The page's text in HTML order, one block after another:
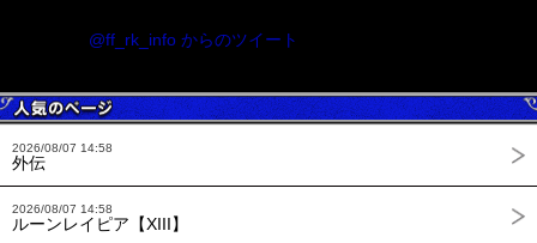
@ff_rk_info からのツイート
2026/08/07 14:58
外伝
2026/08/07 14:58
ルーンレイピア【XIII】